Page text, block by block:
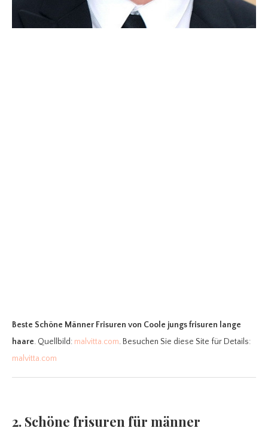
Beste Schöne Männer Frisuren von Coole jungs frisuren lange
haare. Quellbild: malvitta.com. Besuchen Sie diese Site für Details:
malvitta.com
2. Schöne frisuren für männer